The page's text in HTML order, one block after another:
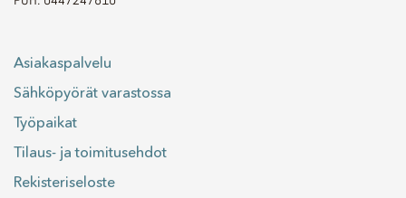
Asiakaspalvelu
Sähköpyörät varastossa
Työpaikat
Tilaus- ja toimitusehdot
Rekisteriseloste